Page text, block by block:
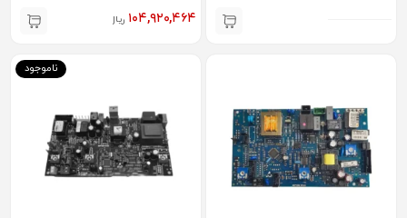
۱۰۴,۹۲۰,۴۶۴ ریال
ناموجود